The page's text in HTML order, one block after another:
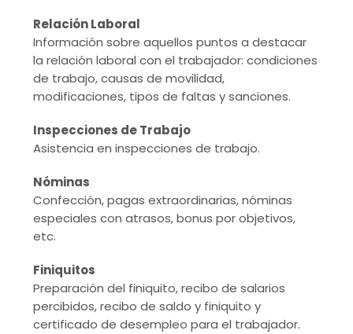
Relación Laboral
Información sobre aquellos puntos a destacar
la relación laboral con el trabajador: condiciones
de trabajo, causas de movilidad,
modificaciones, tipos de faltas y sanciones.
Inspecciones de Trabajo
Asistencia en inspecciones de trabajo.
Nóminas
Confección, pagas extraordinarias, nóminas
especiales con atrasos, bonus por objetivos,
etc.
Finiquitos
Preparación del finiquito, recibo de salarios
percibidos, recibo de saldo y finiquito y
certificado de desempleo para el trabajador.